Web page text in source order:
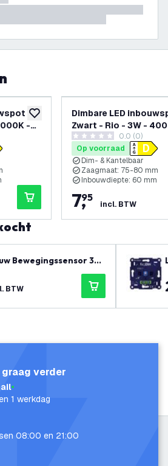
toevoegen aan verlanglijst
-
openen
Dimbare LED
Zwart - Rio - 3W -
ø85mm
0 score sterren0.0 (0)
Op voorraad
Dim- & Kantelbaar
Zaagmaat: 75-80 mm
Inbouwdiepte: 60 mm
7,
95
incl. BTW
Bewegingssensor 36
8M Ber
IP65
BTW
verder
1 werkdag
08:00 en 21:00